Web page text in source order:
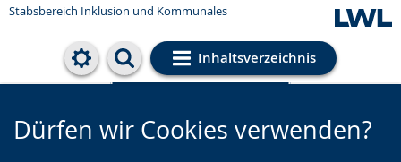
Stabsbereich Inklusion und Kommunales
Inhaltsverzeichnis
Cookie-Einstellungen
Dürfen wir Cookies verwenden?